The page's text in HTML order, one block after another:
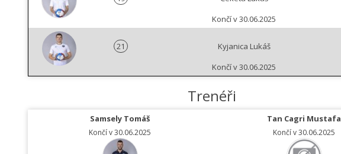
Končí v 30.06.2025
21
Kyjanica Lukáš
Končí v 30.06.2025
Trenéři
Samsely Tomáš
Končí v 30.06.2025
Tan Cagri Mustafa
Končí v 30.06.2025